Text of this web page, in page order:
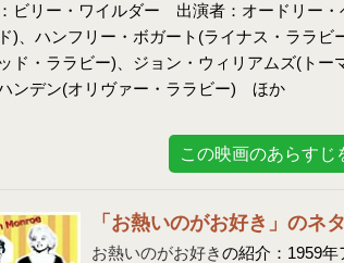
ビリー・ワイルダー 出演者：オードリー・
)、ハンフリー・ボガート(ライナス・ララビ
ド・ララビー)、ジョン・ウィリアムズ(トー
ンデン(オリヴァー・ララビー) ほか
この映画のあらすじ
「お熱いのがお好き」のネ
お熱いのがお好きの紹介：1959